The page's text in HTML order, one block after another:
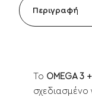
Περιγραφή
Το OMEGA 3
σχεδιασμένο